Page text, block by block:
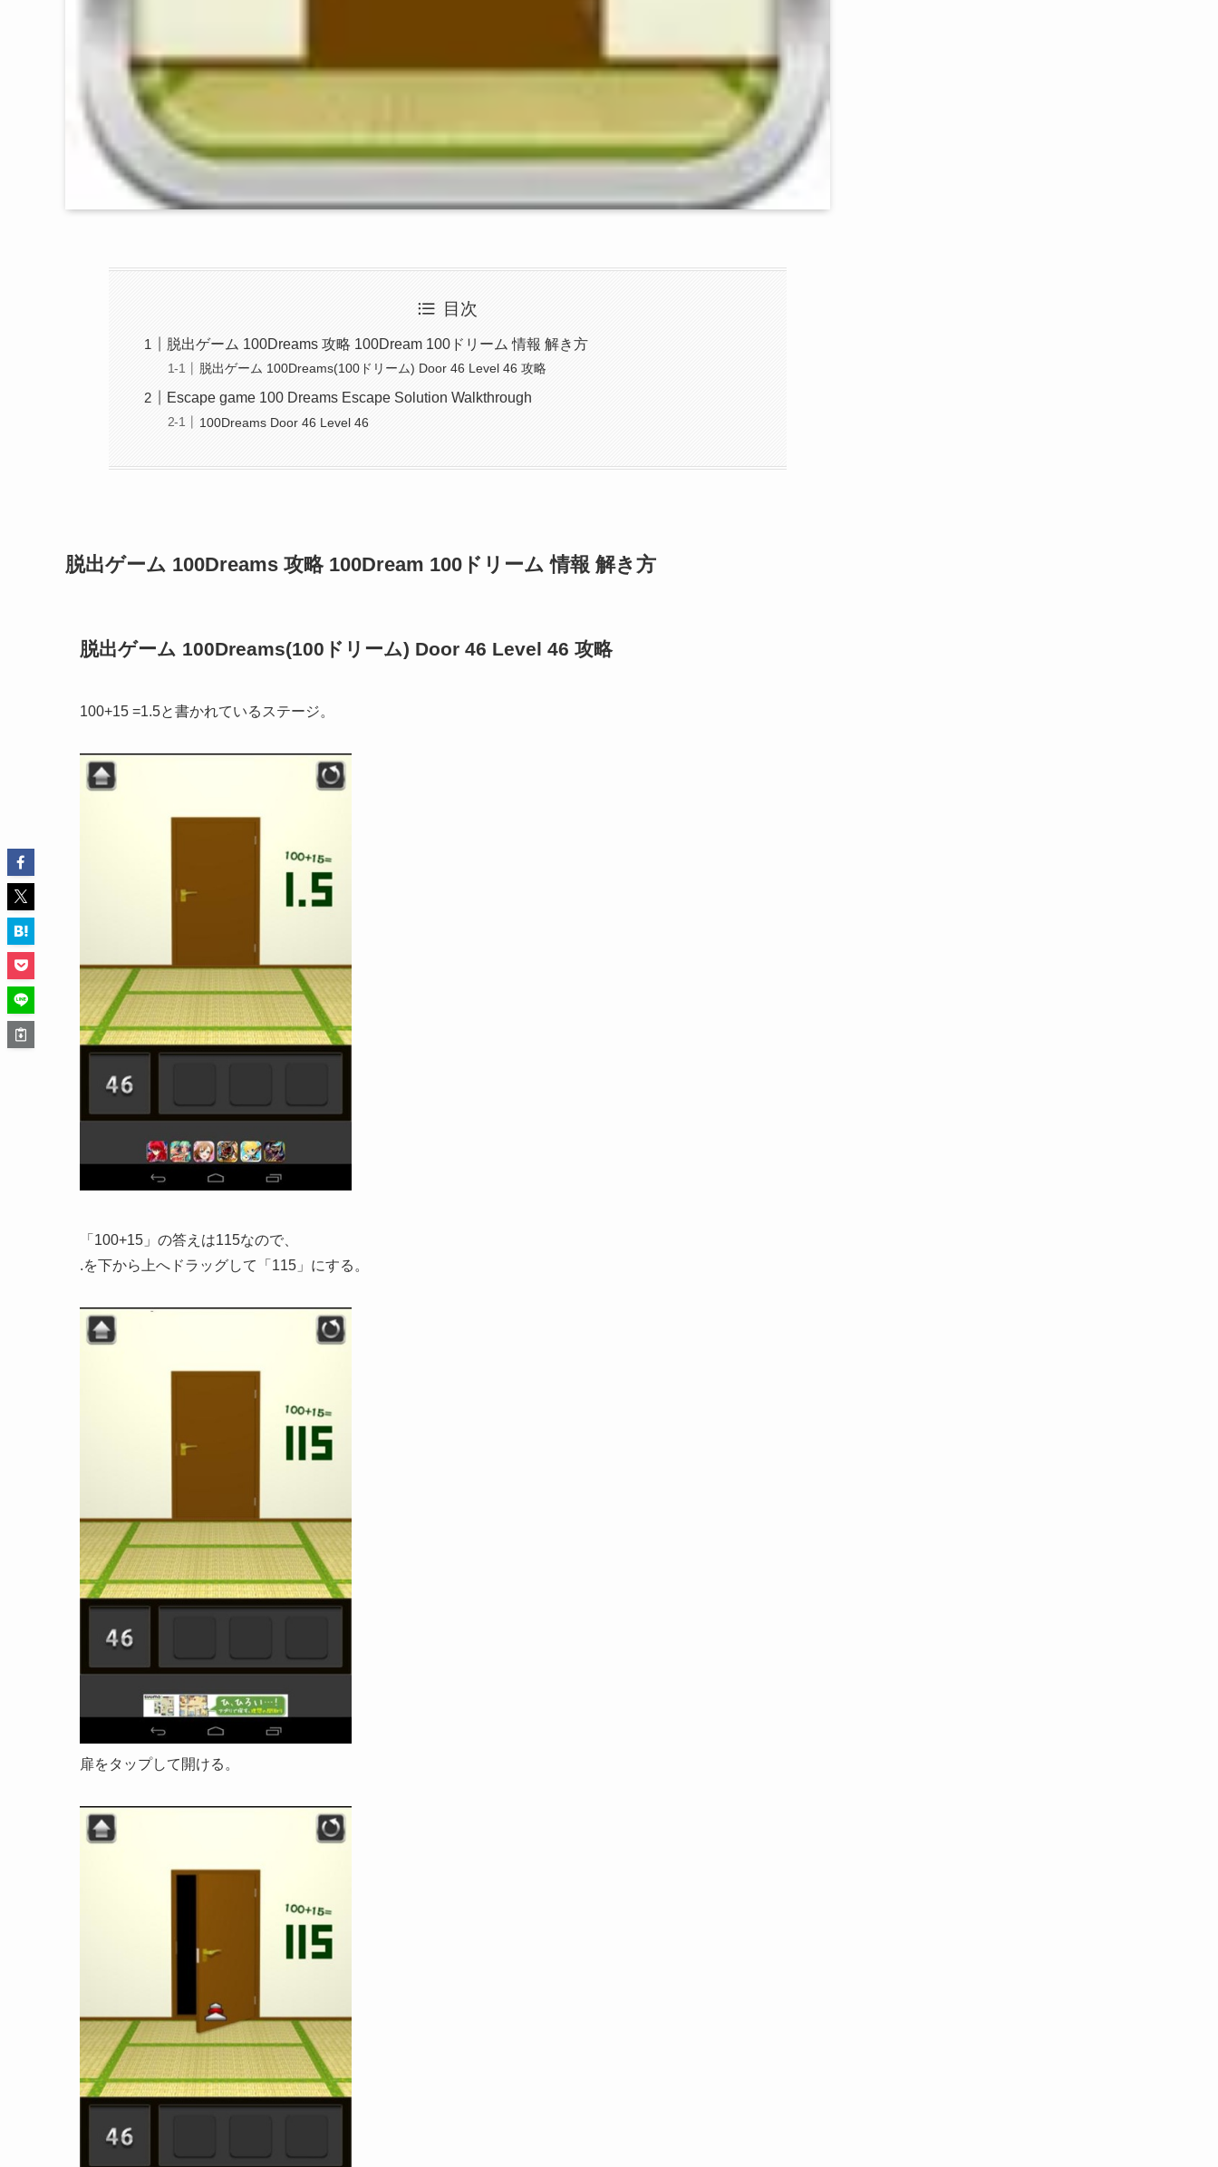
目次
脱出ゲーム 100Dreams 攻略 100Dream 100ドリーム 情報 解き方
脱出ゲーム 100Dreams(100ドリーム) Door 46 Level 46 攻略
Escape game 100 Dreams Escape Solution Walkthrough
100Dreams Door 46 Level 46
脱出ゲーム 100Dreams 攻略 100Dream 100ドリーム 情報 解き方
脱出ゲーム 100Dreams(100ドリーム) Door 46 Level 46 攻略
100+15 =1.5と書かれているステージ。
「100+15」の答えは115なので、
.を下から上へドラッグして「115」にする。
扉をタップして開ける。